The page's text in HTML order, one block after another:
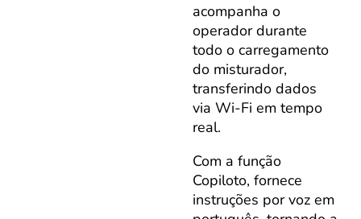
acompanha o
operador durante
todo o carregamento
do misturador,
transferindo dados
via Wi-Fi em tempo
real.
Com a função
Copiloto, fornece
instruções por voz em